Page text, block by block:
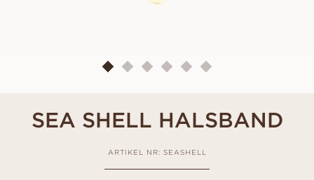
SEA SHELL HALSBAND
ARTIKEL NR: SEASHELL